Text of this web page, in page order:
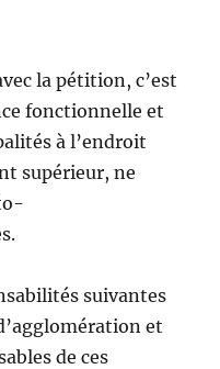
la pétition, c’est
fonctionnelle et
à l’endroit
supérieur, ne
suivantes
et
de ces